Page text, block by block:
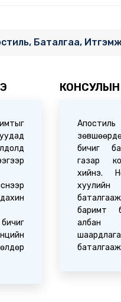
Баталгаа,
бичиг
газар
хийнэ.
баримт
албан